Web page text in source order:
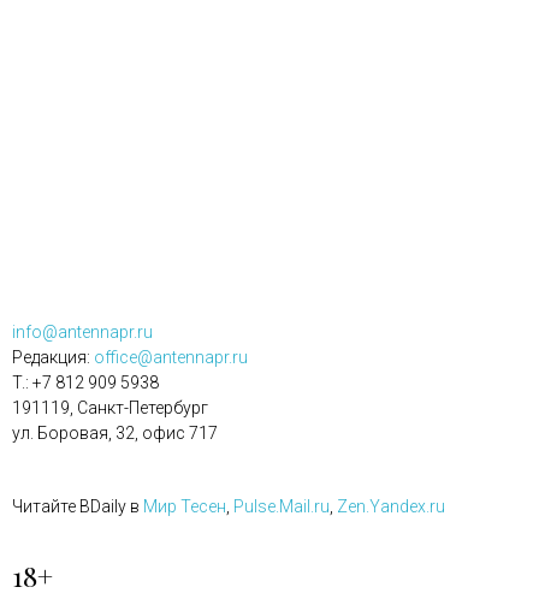
info@antennapr.ru
Редакция: office@antennapr.ru
T.: +7 812 909 5938
191119, Санкт-Петербург
ул. Боровая, 32, офис 717
Читайте BDaily в Мир Тесен, Pulse.Mail.ru, Zen.Yandex.ru
18+